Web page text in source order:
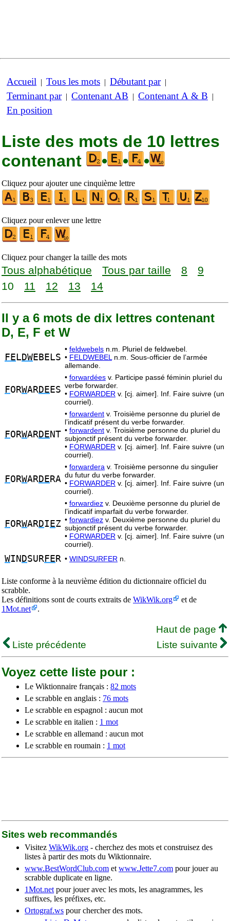
Accueil | Tous les mots | Débutant par|
Terminant par| Contenant AB | Contenant A & B |
En position
Liste des mots de 10 lettres
contenant
• • •
Cliquez pour ajouter une cinquième lettre
Cliquez pour enlever une lettre
Cliquez pour changer la taille des mots
Tous alphabétique Tous par taille 8
9
10
11 12 13 14
Il y a 6 mots de dix lettres contenant
D, E, F et W
FE L DWEBELS
• feldwebels n.m. Pluriel de feldwebel.
• FELDWEBEL n.m. Sous-officier de l’armée
allemande.
FORWARDE ES
• forwardées v. Participe passé féminin pluriel du
verbe forwarder.
• FORWARDER v. [cj. aimer]. Inf. Faire suivre (un
courriel).
FORWARDE NT
• forwardent v. Troisième personne du pluriel de
l’indicatif présent du verbe forwarder.
• forwardent v. Troisième personne du pluriel du
subjonctif présent du verbe forwarder.
• FORWARDER v. [cj. aimer]. Inf. Faire suivre (un
courriel).
FORWARDE RA
• forwardera v. Troisième personne du singulier
du futur du verbe forwarder.
• FORWARDER v. [cj. aimer]. Inf. Faire suivre (un
courriel).
FORWARDI EZ
• forwardiez v. Deuxième personne du pluriel de
l’indicatif imparfait du verbe forwarder.
• forwardiez v. Deuxième personne du pluriel du
subjonctif présent du verbe forwarder.
• FORWARDER v. [cj. aimer]. Inf. Faire suivre (un
courriel).
WIN DSURFE R • WINDSURFER n.
Liste conforme à la neuvième édition du dictionnaire officiel du
scrabble.
Les définitions sont de courts extraits de WikWik.org
et de
1Mot.net
.
Haut de page
Liste précédente
Liste suivante
Voyez cette liste pour :
Le Wiktionnaire français : 82 mots
Le scrabble en anglais : 76 mots
Le scrabble en espagnol : aucun mot
Le scrabble en italien : 1 mot
Le scrabble en allemand : aucun mot
Le scrabble en roumain : 1 mot
Sites web recommandés
Visitez WikWik.org - cherchez des mots et construisez des
listes à partir des mots du Wiktionnaire.
www.BestWordClub.com et www.Jette7.com pour jouer au
scrabble duplicate en ligne.
1Mot.net pour jouer avec les mots, les anagrammes, les
suffixes, les préfixes, etc.
Ortograf.ws pour chercher des mots.